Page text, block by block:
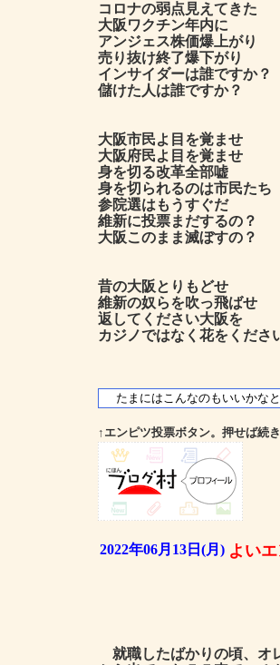
コロナの弱点見えてきた
大阪ワクチン年内に
アンジェス株価爆上がり
売り抜け終了爆下がり
インサイダーは誰ですか？
儲けた人は誰ですか？
大阪市民よ目を覚ませ
大阪府民よ目を覚ませ
身を切る改革全部嘘
身を切られるのは市民たち
参院選はもうすぐだ
維新に投票まだするの？
大阪このまま滅ぼすの？
昔の大阪とりもどせ
維新の奴らを吹っ飛ばせ
返してください大阪を
カジノではなく花をくださ
↑エンピツ投票ボタン。押せば続
2022年06月13日(月) よい
就職したばかりの頃、オ